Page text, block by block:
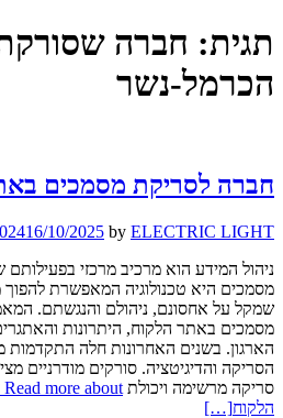
תגית: חברה
הכרמל-נשר
חברה לסריקת מסמכים
16/10/2025 by ELECTRIC LIGHT
ניהול המידע הוא מרכיב מרכזי
מסמכים היא טכנולוגיה המאפשרת להפוך
שמקל על אחסונם, ניהולם והנגשתם.
מסמכים באתר הלקוח, היתרונות
הארגון. בשנים האחרונות חלה התקדמות
הסריקה והדיגיטציה. סורקים מודרניים
סריקה מרשימה ויכולת
הלקוח[…]